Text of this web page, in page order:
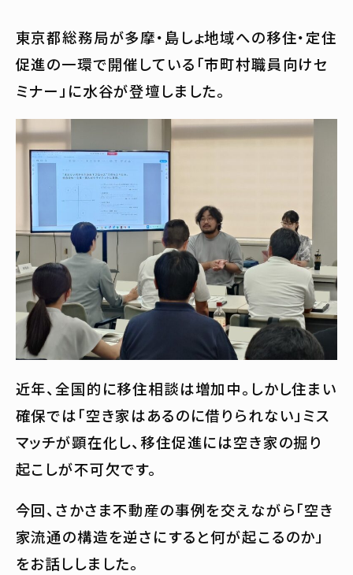
東京都総務局が多摩・島しょ地域への移住・定住
促進の一環で開催している「市町村職員向けセ
ミナー」に水谷が登壇しました。
近年、全国的に移住相談は増加中。しかし住まい
確保では「空き家はあるのに借りられない」ミス
マッチが顕在化し、移住促進には空き家の掘り
起こしが不可欠です。
今回、さかさま不動産の事例を交えながら「空き
家流通の構造を逆さにすると何が起こるのか」
をお話ししました。